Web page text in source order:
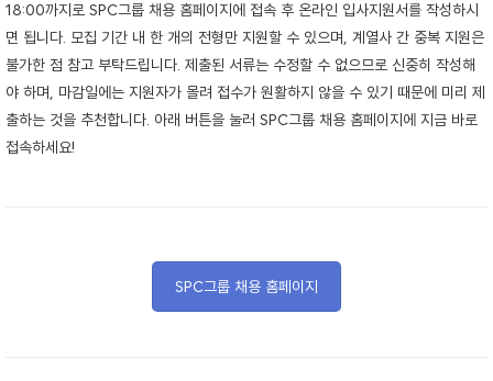
18:00까지로 SPC그룹 채용 홈페이지에 접속 후 온라인 입사지원서를 작성하시
면 됩니다. 모집 기간 내 한 개의 전형만 지원할 수 있으며, 계열사 간 중복 지원은
불가한 점 참고 부탁드립니다. 제출된 서류는 수정할 수 없으므로 신중히 작성해
야 하며, 마감일에는 지원자가 몰려 접수가 원활하지 않을 수 있기 때문에 미리 제
출하는 것을 추천합니다. 아래 버튼을 눌러 SPC그룹 채용 홈페이지에 지금 바로
접속하세요!
SPC그룹 채용 홈페이지